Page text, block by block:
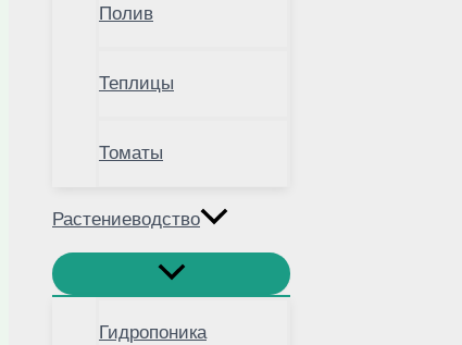
Полив
Теплицы
Томаты
Растениеводство
Гидропоника